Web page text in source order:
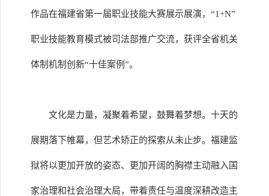
作品在福建省第一届职业技能大赛展示展演，“1+N”
职业技能教育模式被司法部推广交流，获评全省机关
体制机制创新“十佳案例”。
文化是力量，凝聚着希望，鼓舞着梦想。十天的
展期落下帷幕，但艺术矫正的探索从未止步。福建监
狱将以更加开放的姿态、更加开阔的胸襟主动融入国
家治理和社会治理大局，带着责任与温度深耕改造主